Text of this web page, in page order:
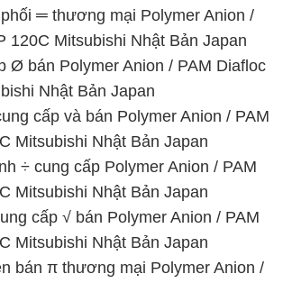
═ thương mại Polymer Anion /
120C Mitsubishi Nhật Bản Japan
Ø bán Polymer Anion / PAM Diafloc
Nhật Bản Japan
cấp và bán Polymer Anion / PAM
Mitsubishi Nhật Bản Japan
÷ cung cấp Polymer Anion / PAM
Mitsubishi Nhật Bản Japan
cấp √ bán Polymer Anion / PAM
Mitsubishi Nhật Bản Japan
bán π thương mại Polymer Anion /